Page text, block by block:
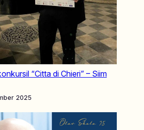
“Citta di Chieri” – Siim
2025